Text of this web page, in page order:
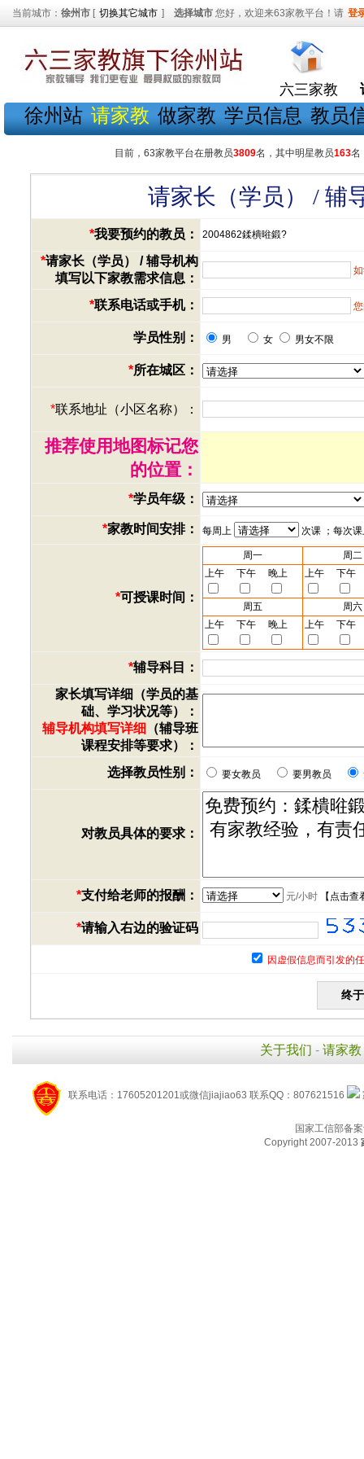
当前城市： 徐州市 [ 切换其它城市 ] 选择城市 您好，欢迎来63家教平台！请 登
六三家教
徐州站 请家教 做家教 学员信息 教员
目前，63家教平台在册教员3809名，其中明星教员163名
请家长（学员） / 辅
*我要预约的教员： 2004862鍒樻暀鍛?
*请家长（学员） / 辅导机构
填写以下家教需求信息：
*联系电话或手机：
学员性别： 男 女 男女不限
*所在城区：
*联系地址（小区名称）：
推荐使用地图标记您
的位置：
*学员年级：
*家教时间安排： 每周上 次课 ；每次
*可授课时间：
周一
周二
上午
下午 晚上 上午 下午
周五
周六
上午
下午 晚上 上午 下午
*辅导科目：
家长填写详细（学员的基
础、学习状况等）：
辅导机构填写详细 （辅导班
课程安排等要求）：
选择教员性别：
要女教员 要男教员
对教员具体的要求：
*支付给老师的报酬： 元/小时【 点击查
*请输入右边的验证码
因虚假信息而引发的
关于我们 - 请家教
联系电话：17605201201或微信jiajiao63 联系QQ：807621516
国家工信部备
Copyright 2007-2013